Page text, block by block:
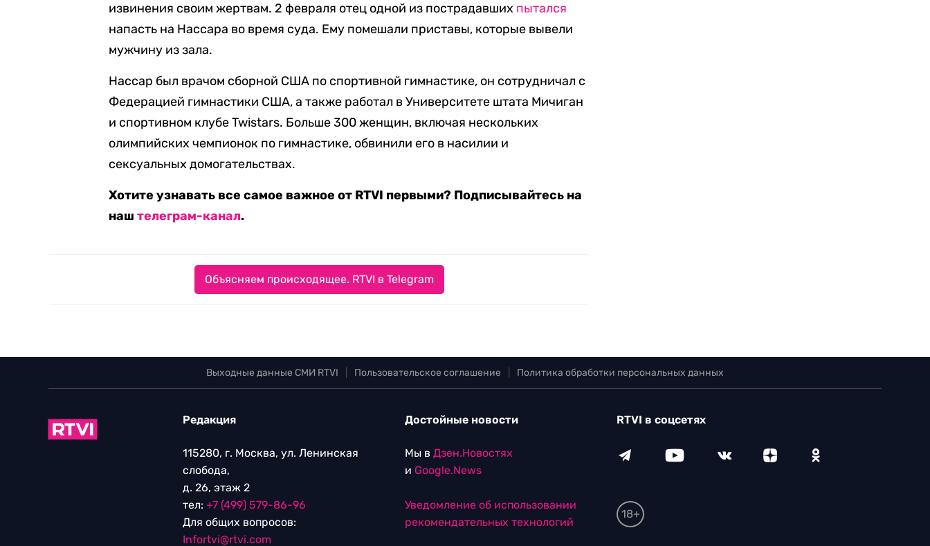
извинения своим жертвам. 2 февраля отец одной из пострадавших пытался
напасть на Нассара во время суда. Ему помешали приставы, которые вывели
мужчину из зала.
Нассар был врачом сборной США по спортивной гимнастике, он сотрудничал с
Федерацией гимнастики США, а также работал в Университете штата Мичиган
и спортивном клубе Twistars. Больше 300 женщин, включая нескольких
олимпийских чемпионок по гимнастике, обвинили его в насилии и
сексуальных домогательствах.
Хотите узнавать все самое важное от RTVI первыми? Подписывайтесь на
наштелеграм-канал.
Объясняем происходящее. RTVI в Telegram
Выходные данные СМИ RTVI Пользовательское соглашение Политика обработки персональных данных
Редакция
115280, г. Москва, ул. Ленинская
слобода,
д. 26, этаж 2
тел: +7 (499) 579-86-96
Для общих вопросов:
Infortvi@rtvi.com
Достойные новости
Мы в Дзен.Новостях
и Google.News
Уведомление об использовании
рекомендательных технологий
RTVI в соцсетях
18+